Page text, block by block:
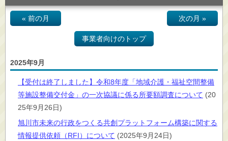
施設一覧
×閉じる
« 前の月
事業者向けのトップ
次の月 »
2025年9月
【受付は終了しました】令和8年度「地域介護・福祉空間整備
等施設整備交付金」の一次協議に係る所要額調査について (20
25年9月26日)
旭川市未来の行政をつくる共創プラットフォーム構築に関する
情報提供依頼（RFI）について (2025年9月24日)